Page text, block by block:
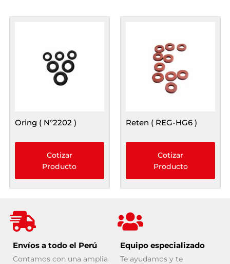
Oring ( N°2202 )
Cotizar
Producto
Reten ( REG-HG6 )
Cotizar
Producto
Envíos a todo el Perú
Contamos con una amplia
Equipo especializado
Te ayudamos y te